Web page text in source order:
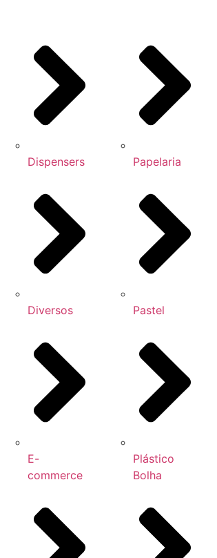
Dispensers
Diversos
E-
commerce
Papelaria
Pastel
Plástico
Bolha